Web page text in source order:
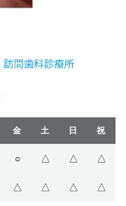
金 土 日 祝
○ △ △ △
△ △ △ △